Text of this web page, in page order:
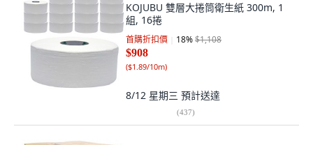
KOJUBU 雙層大捲筒衛生紙 300m, 1
組, 16捲
首購折扣價 18%$1,108
$908
($1.89/10m)
8/12 星期三 預計送達
(437)